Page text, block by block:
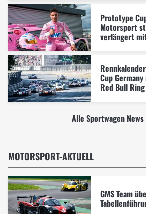
Prototype
Motorsport
verlängert
Cup
Red Bull Ring
Alle Sportwagen News
MOTORSPORT-AKTUELL
GMS Team